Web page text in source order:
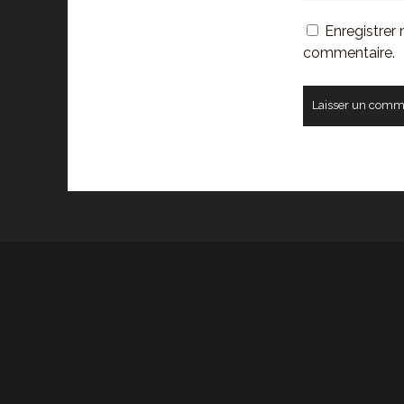
site Enregistrer
commentaire.